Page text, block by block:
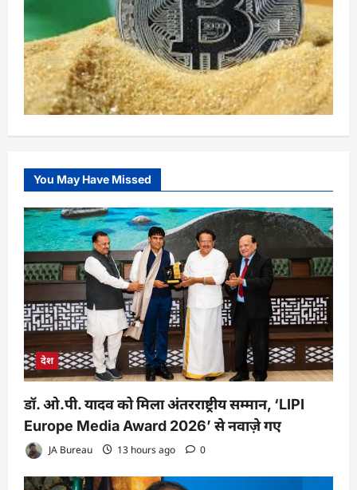
You May Have Missed
देश
डॉ. ओ.पी. यादव को मिला अंतरराष्ट्रीय सम्मान, ‘LIPI
Europe Media Award 2026’ से नवाज़े गए
JA Bureau 13 hours ago 0